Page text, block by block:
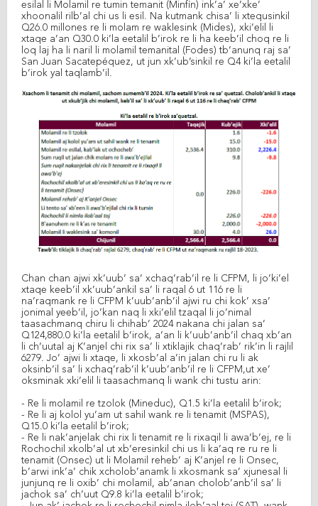
esilal li Molamil re tumin temanit (Minfín) ink’a’ xe’xke’
xhoonalil rilb’al chi us li esil. Na kutmank chisa’ li xtequsinkil
Q26.0 millones re li molam re waklesink (Mides), xki’elil li
xtaqe a’an Q30.0 ki’la eetalil b’irok re li ha keeb’il choq re li
loq laj ha li naril li molamil temanital (Fodes) tb’anunq raj sa’
San Juan Sacatepéquez, ut jun xk’ub’sinkil re Q4 ki’la eetalil
b’irok yal taqlamb’il.
Chan chan ajwi xk’uub’ sa’ xchaq’rab’il re li CFPM, li jo’ki’el
xtaqe keeb’il xk’uub’ankil sa’ li raqal 6 ut 116 re li
na’raqmank re li CFPM k’uub’anb’il ajwi ru chi kok’ xsa’
jonimal yeeb’il, jo’kan naq li xki’elil tzaqal li jo’nimal
taasachmanq chiru li chihab’ 2024 nakana chi jalan sa’
Q124,880.0 ki’la eetalil b’irok, a’an li k’uub’anb’il chaq xb’an
li ch’uutal aj K’anjel chi rix sa’ li xtiklajik chaq’rab’ rik’in li rajlil
6279. Jo’ ajwi li xtaqe, li xkosb’al a’in jalan chi ru li ak
oksinb’il sa’ li xchaq’rab’il k’uub’anb’il re li CFPM,ut xe’
oksminak xki’elil li taasachmanq li wank chi tustu arin:
- Re li molamil re tzolok (Mineduc), Q1.5 ki’la eetalil b’irok;
- Re li aj kolol yu’am ut sahil wank re li tenamit (MSPAS),
Q15.0 ki’la eetalil b’irok;
- Re li nak’anjelak chi rix li tenamit re li rixaqil li awa’b’ej, re li
Rochochil xkolb’al ut xb’eresinkil chi us li ka’aq re ru re li
tenamit (Onsec) ut li Molamil reheb’ aj K’anjel re li Onsec,
b’arwi ink’a’ chik xcholob’anamk li xkosmank sa’ xjunesal li
junjunq re li oxib’ chi molamil, ab’anan cholob’anb’il sa’ li
jachok sa’ ch’uut Q9.8 ki’la eetalil b’irok;